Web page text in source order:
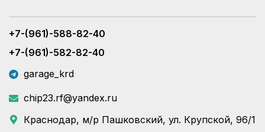
+7-(961)-588-82-40
+7-(961)-582-82-40
garage_krd
chip23.rf@yandex.ru
Краснодар, м/р Пашковский, ул. Крупской, 96/1